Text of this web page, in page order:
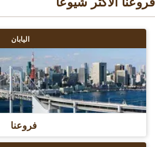
اليابان
فروعنا